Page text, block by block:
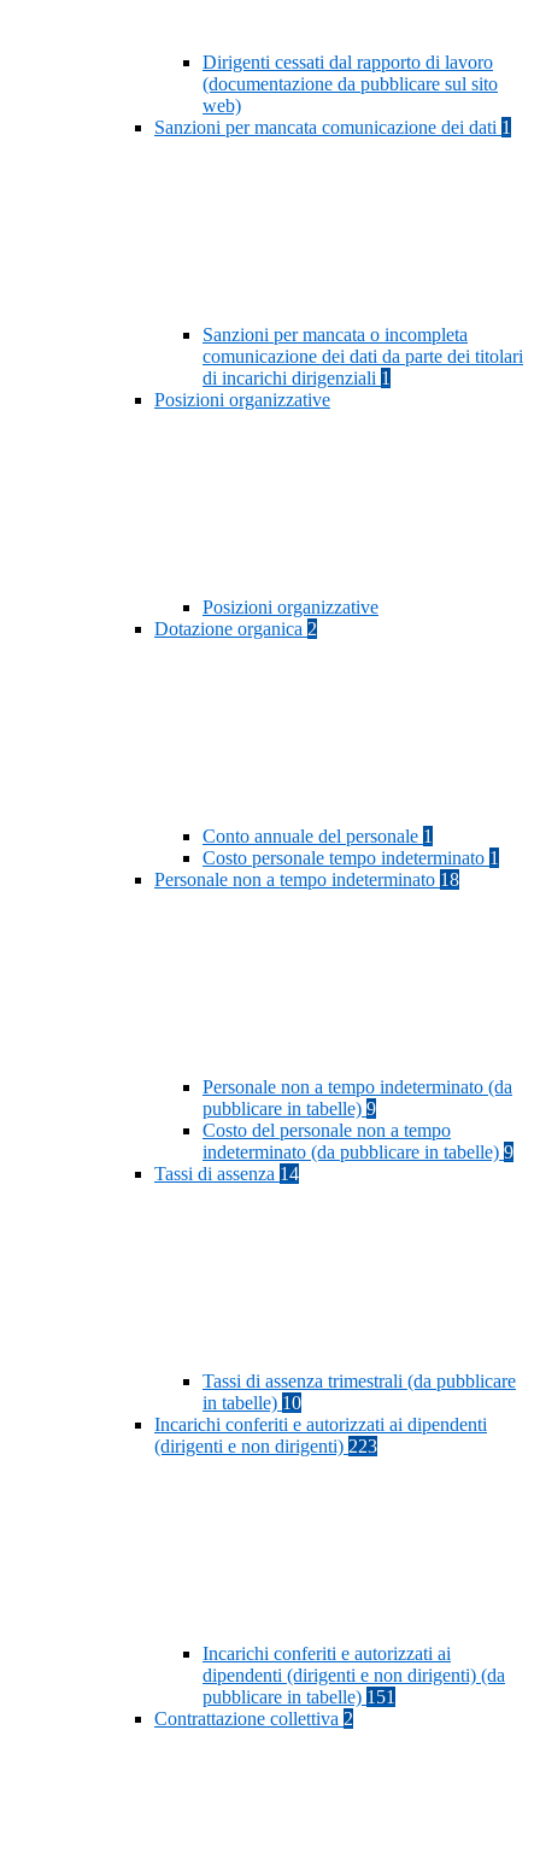
Dirigenti cessati dal rapporto di lavoro
(documentazione da pubblicare sul sito
web)
Sanzioni per mancata comunicazione dei dati 1
Sanzioni per mancata o incompleta
comunicazione dei dati da parte dei titolari
di incarichi dirigenziali 1
Posizioni organizzative
Posizioni organizzative
Dotazione organica 2
Conto annuale del personale 1
Costo personale tempo indeterminato 1
Personale non a tempo indeterminato 18
Personale non a tempo indeterminato (da
pubblicare in tabelle) 9
Costo del personale non a tempo
indeterminato (da pubblicare in tabelle) 9
Tassi di assenza 14
Tassi di assenza trimestrali (da pubblicare
in tabelle) 10
Incarichi conferiti e autorizzati ai dipendenti
(dirigenti e non dirigenti) 223
Incarichi conferiti e autorizzati ai
dipendenti (dirigenti e non dirigenti) (da
pubblicare in tabelle) 151
Contrattazione collettiva 2